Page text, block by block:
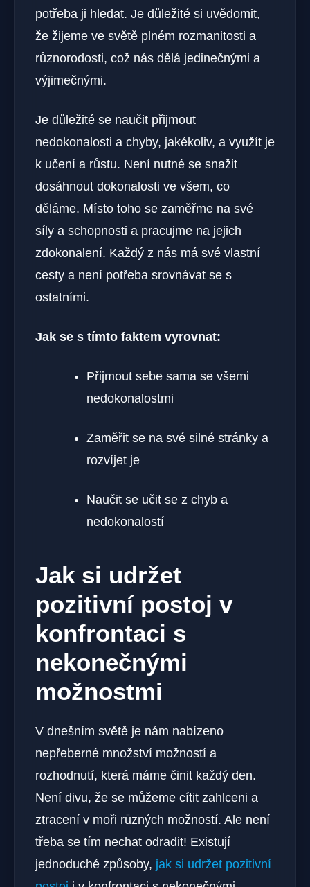
potřeba ji hledat. Je důležité si uvědomit,
že žijeme ve světě plném rozmanitosti a
různorodosti, což nás dělá jedinečnými a
výjimečnými.
Je důležité se naučit přijmout
nedokonalosti a chyby, jakékoliv, a využít je
k učení a růstu. Není nutné se snažit
dosáhnout dokonalosti ve všem, co
děláme. Místo toho se zaměřme na své
síly a schopnosti a pracujme na jejich
zdokonalení. Každý z nás má své vlastní
cesty a není potřeba srovnávat se s
ostatními.
Jak se s tímto faktem vyrovnat:
Přijmout sebe sama se všemi
nedokonalostmi
Zaměřit se na své silné stránky a
rozvíjet je
Naučit se učit se z chyb a
nedokonalostí
Jak si udržet
pozitivní postoj v
konfrontaci s
nekonečnými
možnostmi
V dnešním světě je nám nabízeno
nepřeberné množství možností a
rozhodnutí, která máme činit každý den.
Není divu, že se můžeme cítit zahlceni a
ztracení v moři různých možností. Ale není
třeba se tím nechat odradit! Existují
jednoduché způsoby, jak si udržet pozitivní